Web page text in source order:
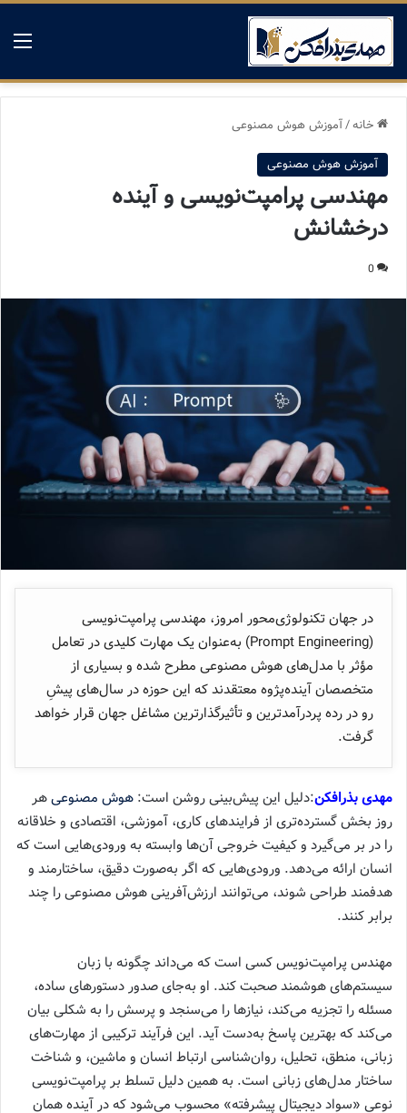
خانه/آموزش هوش مصنوعی
آموزش هوش مصنوعی
مهندسی پرامپت‌نویسی و آینده
درخشانش
0
در جهان تکنولوژی‌محور امروز، مهندسی پرامپت‌نویسی
(Prompt Engineering) به‌عنوان یک مهارت کلیدی در تعامل
مؤثر با مدل‌های هوش مصنوعی مطرح شده و بسیاری از
متخصصان آینده‌پژوه معتقدند که این حوزه در سال‌های پیشِ
رو در رده‌ پردرآمدترین و تأثیرگذارترین مشاغل جهان قرار خواهد
گرفت.
مهدی بذرافکن:دلیل این پیش‌بینی روشن است: هوش مصنوعیهر
روز بخش گسترده‌تری از فرایندهای کاری، آموزشی، اقتصادی و خلاقانه
را در بر می‌گیرد و کیفیت خروجی آن‌ها وابسته به ورودی‌هایی است که
انسان ارائه می‌دهد. ورودی‌هایی که اگر به‌صورت دقیق، ساختارمند و
هدفمند طراحی شوند، می‌توانند ارزش‌آفرینی هوش مصنوعی را چند
برابر کنند.
مهندس پرامپت‌نویس کسی است که می‌داند چگونه با زبان
سیستم‌های هوشمند صحبت کند. او به‌جای صدور دستورهای ساده،
مسئله را تجزیه می‌کند، نیازها را می‌سنجد و پرسش را به شکلی بیان
می‌کند که بهترین پاسخ به‌دست آید. این فرآیند ترکیبی از مهارت‌های
زبانی، منطق، تحلیل، روان‌شناسی ارتباط انسان و ماشین، و شناخت
ساختار مدل‌های زبانی است. به همین دلیل تسلط بر پرامپت‌نویسی
نوعی «سواد دیجیتال پیشرفته» محسوب می‌شود که در آینده همان